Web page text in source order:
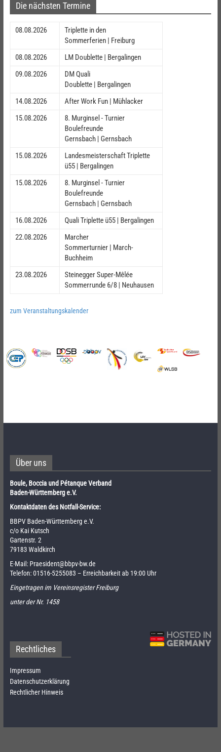
Die nächsten Termine
08.08.2026
Triplette in den
Sommerferien | Freiburg
08.08.2026
LM Doublette | Bergalingen
09.08.2026
DM Quali
Doublette | Bergalingen
14.08.2026
After Work Fun | Mühlacker
15.08.2026
8. Murginsel - Turnier
Boulefreunde
Gernsbach | Gernsbach
15.08.2026
Landesmeisterschaft Triplette
ü55 | Bergalingen
15.08.2026
8. Murginsel - Turnier
Boulefreunde
Gernsbach | Gernsbach
16.08.2026
Quali Triplette ü55 | Bergalingen
22.08.2026
Marcher
Sommerturnier | March-
Buchheim
23.08.2026
Steinegger Super-Mêlée
Sommerrunde 6/8 | Neuhausen
zum Veranstaltungskalender
Über uns
Boule, Boccia und Pétanque Verband
Baden-Württemberg e.V.
Kontaktdaten des Notfall-Service:
BBPV Baden-Württemberg e.V.
c/o Kai Kutsch
Gartenstr. 2
79183 Waldkirch
E-Mail: Praesident@bbpv-bw.de
Telefon:01516-5255083 – Erreichbarkeit ab 19:00 Uhr
Eingetragen im Vereinsregister Freiburg
unter der Nr. 1458
Rechtliches
Impressum
Datenschutzerklärung
Rechtlicher Hinweis